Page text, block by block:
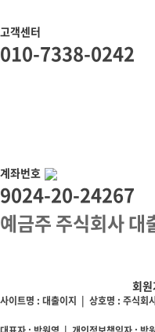
고객센터
010-7338-0242
계좌번호
9024-20-24267
예금주 주식회사 대
회
사이트명 : 대출이지 | 상호명 : 주식회